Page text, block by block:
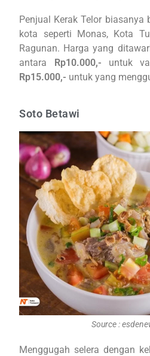
Penjual Kerak Telor biasanya
kota seperti Monas, Kota
Ragunan. Harga yang
antara Rp10.000,- untuk
Rp15.000,- untuk yang
Soto Betawi
Source :
Menggugah selera dengan